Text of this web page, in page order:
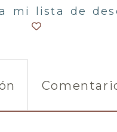
mi lista de